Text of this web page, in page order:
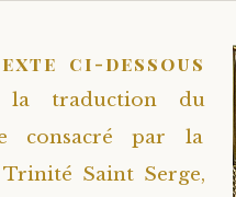
ci-dessous
la traduction du
consacré par la
Saint Serge,